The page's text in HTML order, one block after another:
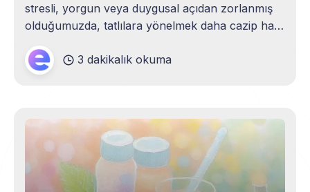
stresli, yorgun veya duygusal açıdan zorlanmış
olduğumuzda, tatlılara yönelmek daha cazip hale
sağlığımıza olumsuz etkilerde bulunabilir. Bu
yazıda, tatlı krizleriyle baş etme yöntemlerini ve
3 dakikalık okuma